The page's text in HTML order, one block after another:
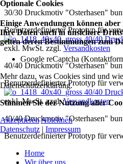
30/30 Druckmotiv "Osterhasen"
Benutzerdefinierter Prototyp für
40/40
exkl. MwSt. zzgl. Versandkosten
40/40 Druckmotiv "Osterhasen"
Benutzerdefinierter Prototyp für
40/40
exkl. MwSt. zzgl.Versandkosten
40/40 Druckmotiv "Osterhasen"
Benutzerdefinierter Prototyp für
Home
Wir über uns
Optionale Cookies
Einige Anwendungen können
Ihre Daten auch in unsichere
gelten deren Bestimmungen zum
Google reCaptcha
Mehr dazu, was Cookies sind und
Datenschutzerklärung.
Stimmen Sie der Nutzung aller
AkzeptierenAblehnen
Datenschutz | Impressum